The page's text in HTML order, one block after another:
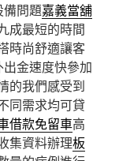
備問題嘉義當舖
成最短的時間
時尚舒適讓客
金速度快參加
的我們感受到
同需求均可貸
借款免留車高
集資料辦理板